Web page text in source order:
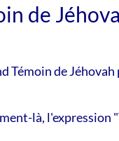
de
Témoin de
là, l'expression